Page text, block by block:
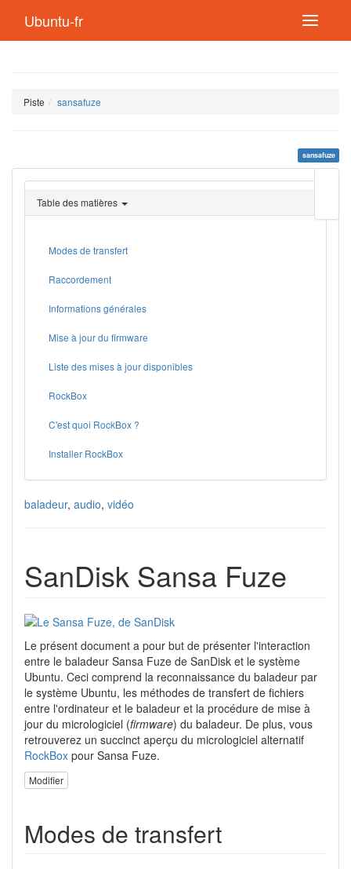
Ubuntu-fr
Piste sansafuze
sansafuze
page
Table des matières
Modes de transfert
Raccordement
Informations générales
Mise à jour du firmware
Liste des mises à jour disponibles
RockBox
C'est quoi RockBox ?
Installer RockBox
baladeur, audio, vidéo
SanDisk Sansa Fuze
Le présent document a pour but de présenter l'interaction
entre le baladeur Sansa Fuze de SanDisk et le système
Ubuntu. Ceci comprend la reconnaissance du baladeur par
le système Ubuntu, les méthodes de transfert de fichiers
entre l'ordinateur et le baladeur et la procédure de mise à
jour du micrologiciel (firmware) du baladeur. De plus, vous
retrouverez un succinct aperçu du micrologiciel alternatif
RockBox pour Sansa Fuze.
Modifier
Modes de transfert